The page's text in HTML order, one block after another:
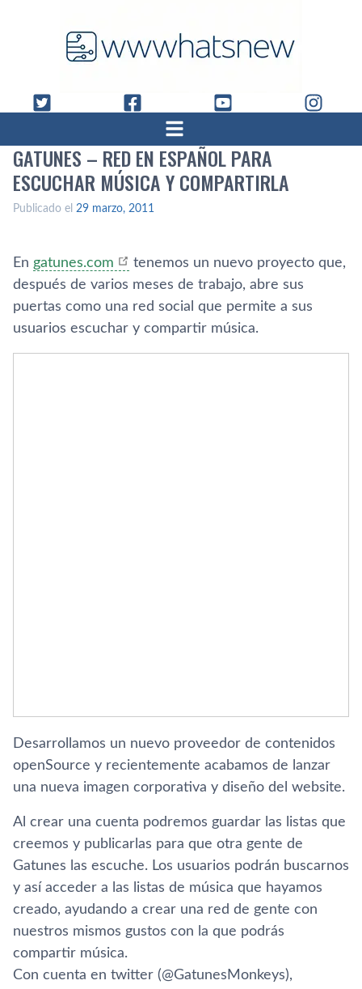
GATUNES – RED EN ESPAÑOL PARA
ESCUCHAR MÚSICA Y COMPARTIRLA
Publicado el 29 marzo, 2011
En gatunes.com
tenemos un nuevo proyecto que,
después de varios meses de trabajo, abre sus
puertas como una red social que permite a sus
usuarios escuchar y compartir música.
Desarrollamos un nuevo proveedor de contenidos
openSource y recientemente acabamos de lanzar
una nueva imagen corporativa y diseño del website.
Al crear una cuenta podremos guardar las listas que
creemos y publicarlas para que otra gente de
Gatunes las escuche. Los usuarios podrán buscarnos
y así­ acceder a las listas de música que hayamos
creado, ayudando a crear una red de gente con
nuestros mismos gustos con la que podrás
compartir música.
Con cuenta en twitter (@GatunesMonkeys),